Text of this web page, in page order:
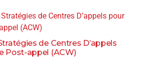
de Centres D’appels
Post-appel (ACW)